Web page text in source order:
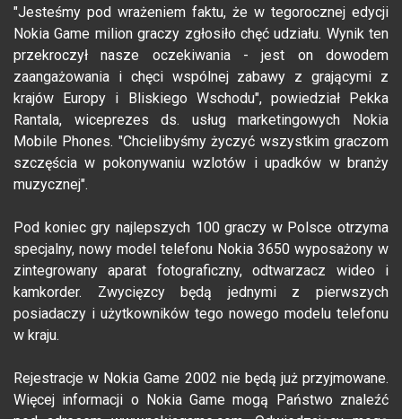
"Jesteśmy pod wrażeniem faktu, że w tegorocznej edycji
Nokia Game milion graczy zgłosiło chęć udziału. Wynik ten
przekroczył nasze oczekiwania - jest on dowodem
zaangażowania i chęci wspólnej zabawy z grającymi z
krajów Europy i Bliskiego Wschodu", powiedział Pekka
Rantala, wiceprezes ds. usług marketingowych Nokia
Mobile Phones. "Chcielibyśmy życzyć wszystkim graczom
szczęścia w pokonywaniu wzlotów i upadków w branży
muzycznej".
Pod koniec gry najlepszych 100 graczy w Polsce otrzyma
specjalny, nowy model telefonu Nokia 3650 wyposażony w
zintegrowany aparat fotograficzny, odtwarzacz wideo i
kamkorder. Zwycięzcy będą jednymi z pierwszych
posiadaczy i użytkowników tego nowego modelu telefonu
w kraju.
Rejestracje w Nokia Game 2002 nie będą już przyjmowane.
Więcej informacji o Nokia Game mogą Państwo znaleźć